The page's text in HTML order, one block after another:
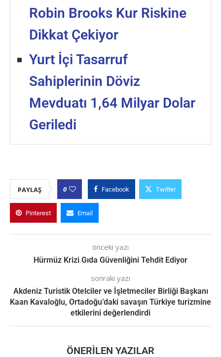
Robin Brooks Kur Riskine
Dikkat Çekiyor
Yurt İçi Tasarruf
Sahiplerinin Döviz
Mevduatı 1,64 Milyar Dolar
Geriledi
PAYLAŞ 0 Facebook Twitter
Pinterest Email
önceki yazı
Hürmüz Krizi Gıda Güvenliğini Tehdit Ediyor
sonraki yazı
Akdeniz Turistik Otelciler ve İşletmeciler Birliği Başkanı
Kaan Kavaloğlu, Ortadoğu’daki savaşın Türkiye turizmine
etkilerini değerlendirdi
ÖNERILEN YAZILAR